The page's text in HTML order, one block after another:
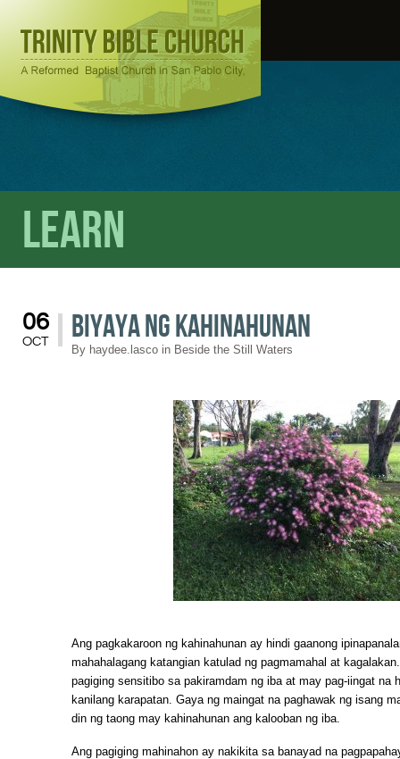
Learn
06
OCT Biyaya ng Kahinahunan
By haydee.lasco in Beside the Still Waters
Ang pagkakaroon ng kahinahunan ay hindi gaanong
mahahalagang katangian katulad ng pagmamahal at
pagiging sensitibo sa pakiramdam ng iba at may pag-iingat na
kanilang karapatan. Gaya ng maingat na paghawak ng isang
din ng taong may kahinahunan ang kalooban ng iba.
Ang pagiging mahinahon ay nakikita sa banayad na